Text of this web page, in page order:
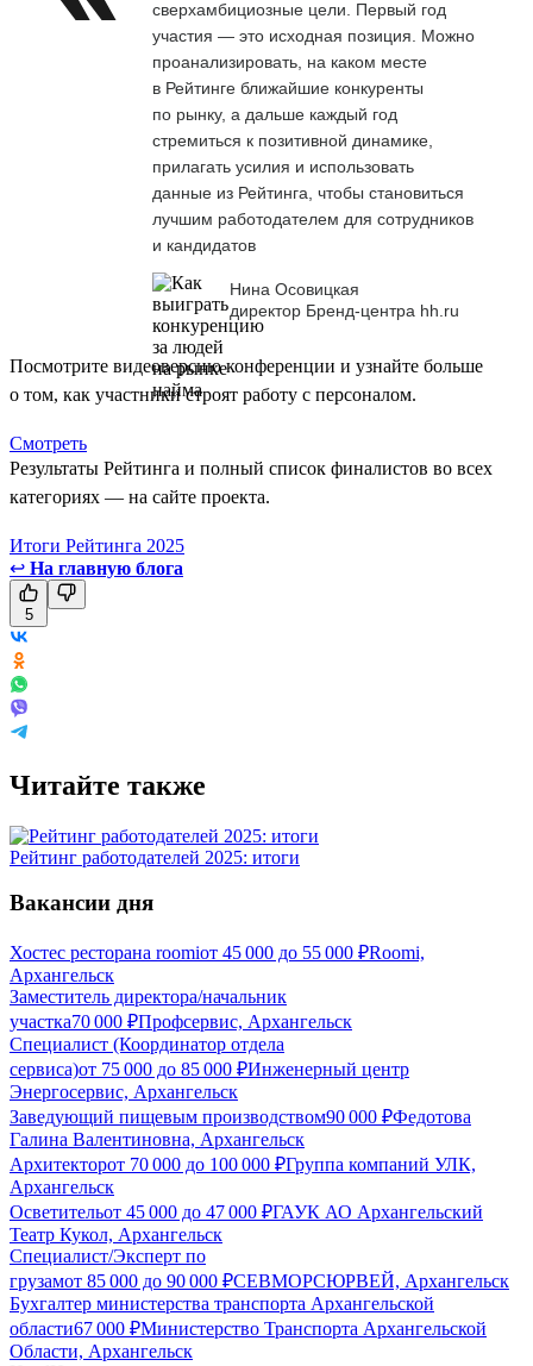
сверхамбициозные цели. Первый год
участия — это исходная позиция. Можно
проанализировать, на каком месте
в Рейтинге ближайшие конкуренты
по рынку, а дальше каждый год
стремиться к позитивной динамике,
прилагать усилия и использовать
данные из Рейтинга, чтобы становиться
лучшим работодателем для сотрудников
и кандидатов
Нина Осовицкая
директор Бренд-центра hh.ru
Посмотрите видеоверсию конференции и узнайте больше
о том, как участники строят работу с персоналом.
Смотреть
Результаты Рейтинга и полный список финалистов во всех
категориях — на сайте проекта.
Итоги Рейтинга 2025
↩ На главную блога
5
Читайте также
Рейтинг работодателей 2025: итоги
Вакансии дня
Хостес ресторана roomiот 45 000 до 55 000 ₽Roomi,
Архангельск
Заместитель директора/начальник
участка70 000 ₽Профсервис, Архангельск
Специалист (Координатор отдела
сервиса)от 75 000 до 85 000 ₽Инженерный центр
Энергосервис, Архангельск
Заведующий пищевым производством90 000 ₽Федотова
Галина Валентиновна, Архангельск
Архитекторот 70 000 до 100 000 ₽Группа компаний УЛК,
Архангельск
Осветительот 45 000 до 47 000 ₽ГАУК АО Архангельский
Театр Кукол, Архангельск
Специалист/Эксперт по
грузамот 85 000 до 90 000 ₽СЕВМОРСЮРВЕЙ, Архангельск
Бухгалтер министерства транспорта Архангельской
области67 000 ₽Министерство Транспорта Архангельской
Области, Архангельск